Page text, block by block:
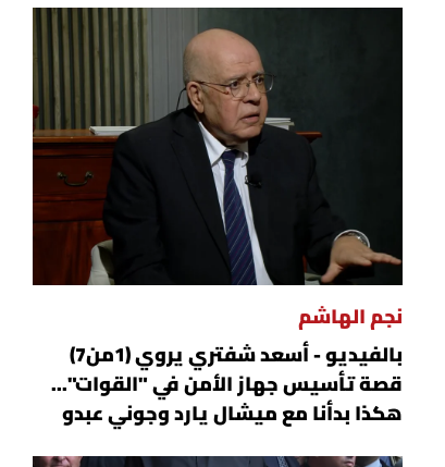
نجم الهاشم
بالفيديو - أسعد شفتري يروي (1من7)
قصة تأسيس جهاز الأمن في "القوات"...
هكذا بدأنا مع ميشال يارد وجوني عبدو